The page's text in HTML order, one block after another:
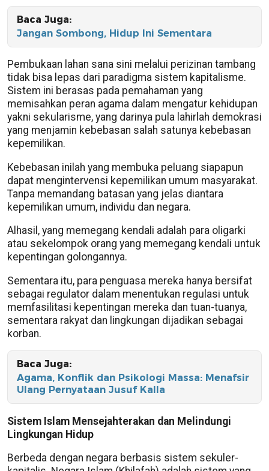
Baca Juga:
Jangan Sombong, Hidup Ini Sementara
Pembukaan lahan sana sini melalui perizinan tambang
tidak bisa lepas dari paradigma sistem kapitalisme.
Sistem ini berasas pada pemahaman yang
memisahkan peran agama dalam mengatur kehidupan
yakni sekularisme, yang darinya pula lahirlah demokrasi
yang menjamin kebebasan salah satunya kebebasan
kepemilikan.
Kebebasan inilah yang membuka peluang siapapun
dapat mengintervensi kepemilikan umum masyarakat.
Tanpa memandang batasan yang jelas diantara
kepemilikan umum, individu dan negara.
Alhasil, yang memegang kendali adalah para oligarki
atau sekelompok orang yang memegang kendali untuk
kepentingan golongannya.
Sementara itu, para penguasa mereka hanya bersifat
sebagai regulator dalam menentukan regulasi untuk
memfasilitasi kepentingan mereka dan tuan-tuanya,
sementara rakyat dan lingkungan dijadikan sebagai
korban.
Baca Juga:
Agama, Konflik dan Psikologi Massa: Menafsir
Ulang Pernyataan Jusuf Kalla
Sistem Islam Mensejahterakan dan Melindungi
Lingkungan Hidup
Berbeda dengan negara berbasis sistem sekuler-